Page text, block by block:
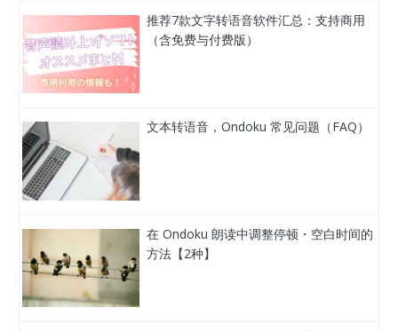
推荐7款文字转语音软件汇总：支持商用
（含免费与付费版）
文本转语音，Ondoku 常见问题（FAQ）
在 Ondoku 朗读中调整停顿・空白时间的
方法【2种】